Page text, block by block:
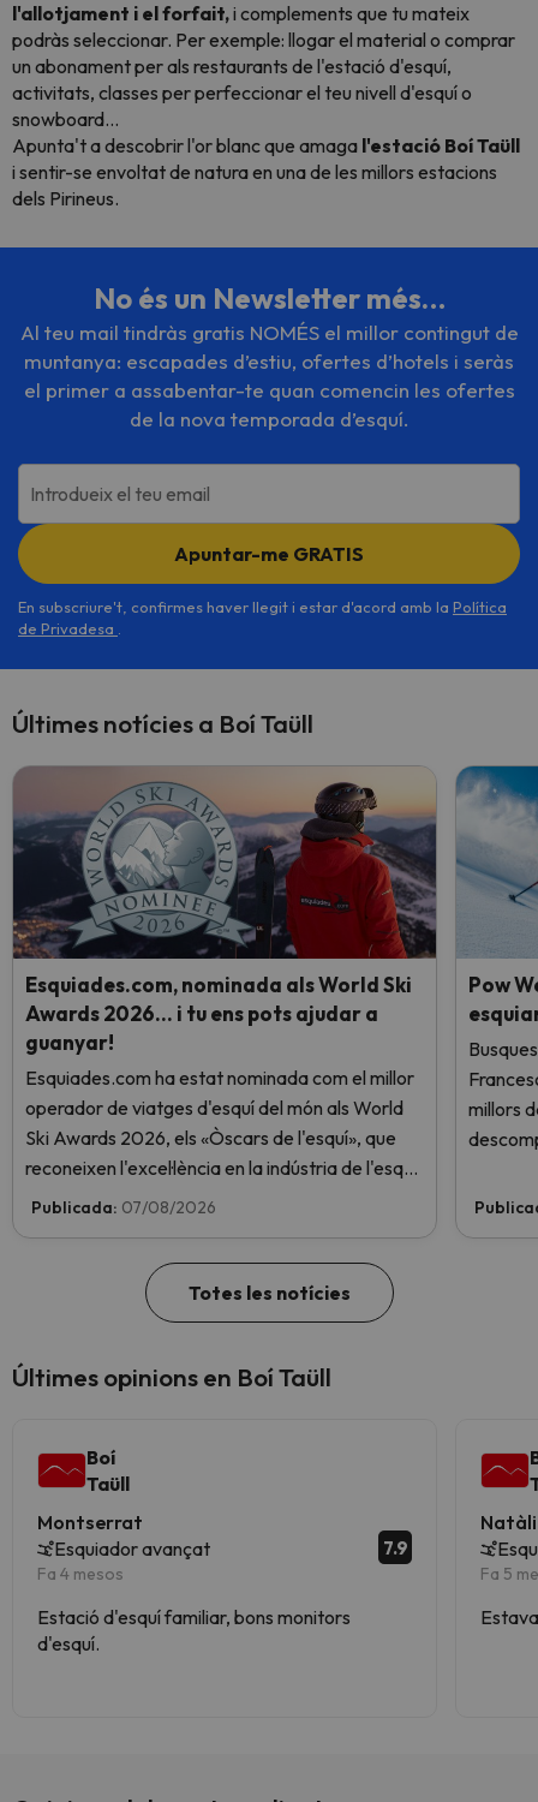
l'allotjament i el forfait,i complements que tu mateix
podràs seleccionar. Per exemple: llogar el material o comprar
un abonament per als restaurants de l'estació d'esquí,
activitats, classes per perfeccionar el teu nivell d'esquí o
snowboard...
Apunta't a descobrir l'or blanc que amaga l'estació Boí Taüll
i sentir-se envoltat de natura en una de les millors estacions
dels Pirineus.
No és un Newsletter més…
Al teu mail tindràs gratis NOMÉS el millor contingut de
muntanya: escapades d’estiu, ofertes d’hotels i seràs
el primer a assabentar-te quan comencin les ofertes
de la nova temporada d’esquí.
Introdueix el teu email
Apuntar-me GRATIS
En subscriure't, confirmes haver llegit i estar d'acord amb la Política
de Privadesa
Últimes notícies a Boí Taüll
Esquiades.com, nominada als World Ski
Awards 2026… i tu ens pots ajudar a
guanyar!
Esquiades.com ha estat nominada com el millor
operador de viatges d'esquí del món als World
Ski Awards 2026, els «Òscars de l'esquí», que
reconeixen l'excel·lència en la indústria de l'esquí.
Vota ara i ajuda'ns a arribar al capdamunt!
Publicada: 07/08/2026
Pow
millors
Totes les notícies
Últimes opinions en Boí Taüll
Boí
Taüll
Montserrat
Esquiador avançat
Fa 4 mesos
7.9
Estació d'esquí familiar, bons monitors
d'esquí.
Fa 5